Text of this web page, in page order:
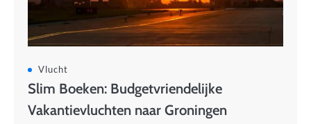
Vlucht
Slim Boeken: Budgetvriendelijke
Vakantievluchten naar Groningen